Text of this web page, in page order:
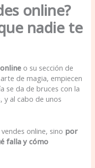
online?
nadie te
o su sección de
de magia, empiecen
se da de bruces con la
y al cabo de unos
online, sino por
falla y cómo